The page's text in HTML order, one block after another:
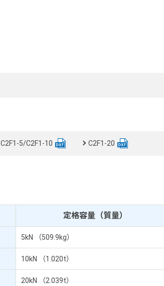
C2F1-5/C2F1-10 C2F1-20
定格容量（質量）
5kN （509.9kg）
10kN （1.020t）
20kN （2.039t）